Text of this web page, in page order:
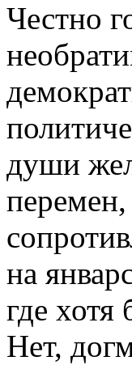
Честно
души
на
где
Нет,